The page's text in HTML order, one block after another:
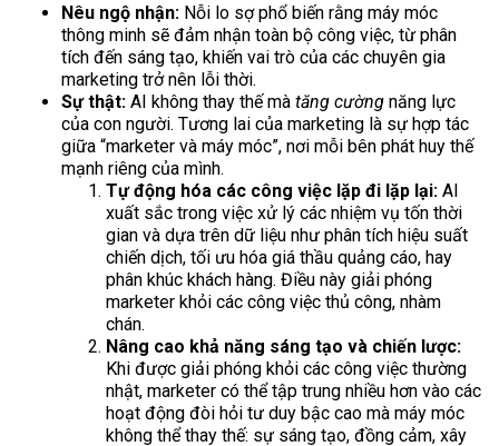
Nêu ngộ nhận: Nỗi lo sợ phổ biến rằng máy móc
thông minh sẽ đảm nhận toàn bộ công việc, từ phân
tích đến sáng tạo, khiến vai trò của các chuyên gia
marketing trở nên lỗi thời.
Sự thật: AI không thay thế mà tăng cường năng lực
của con người. Tương lai của marketing là sự hợp tác
giữa “marketer và máy móc”, nơi mỗi bên phát huy thế
mạnh riêng của mình.
Tự động hóa các công việc lặp đi lặp lại: AI
xuất sắc trong việc xử lý các nhiệm vụ tốn thời
gian và dựa trên dữ liệu như phân tích hiệu suất
chiến dịch, tối ưu hóa giá thầu quảng cáo, hay
phân khúc khách hàng. Điều này giải phóng
marketer khỏi các công việc thủ công, nhàm
chán.
Nâng cao khả năng sáng tạo và chiến lược:
Khi được giải phóng khỏi các công việc thường
nhật, marketer có thể tập trung nhiều hơn vào các
hoạt động đòi hỏi tư duy bậc cao mà máy móc
không thể thay thế: sự sáng tạo, đồng cảm, xây